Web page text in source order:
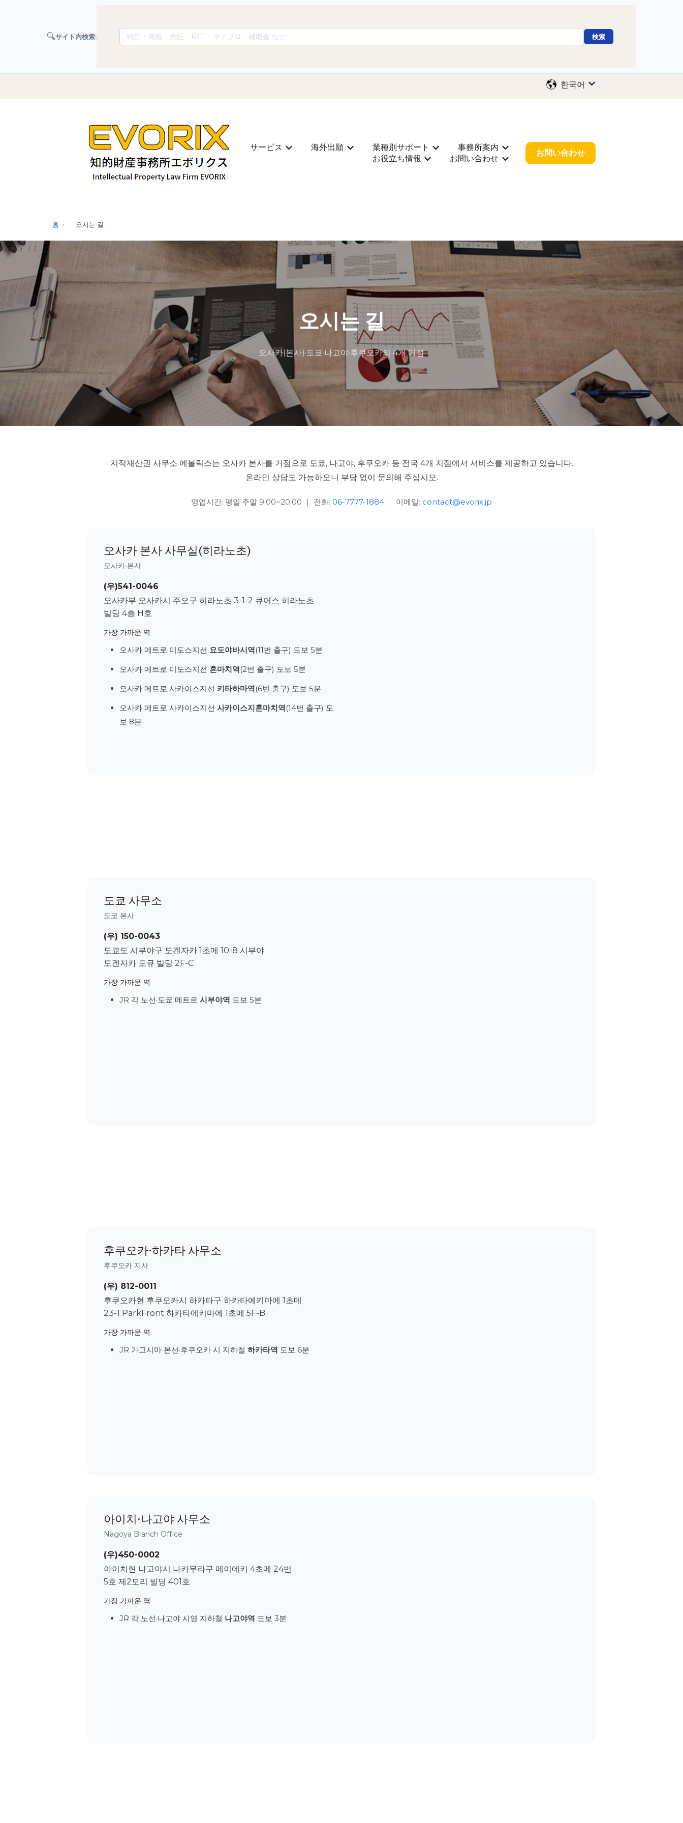
🔍サイト内検索: 検索
한국어
サービス
サービス을(를) 위한 하위 메뉴 보기
海外出願
海外出願을(를) 위한 하위 메뉴 보기
業種別サポート
業種別サポート을(를) 위한 하위 메뉴 보기
事務所案内
事務所案内을(를) 위한 하위 메뉴 보기
お役立ち情報
お役立ち情報을(를) 위한 하위 메뉴 보기
お問い合わせ
お問い合わせ을(를) 위한 하위 메뉴 보기
お問い合わせ
홈 오시는 길
오시는 길
오사카(본사)·도쿄·나고야·후쿠오카의 4개 거점
지적재산권 사무소 에볼릭스는 오사카 본사를 거점으로 도쿄, 나고야, 후쿠오카 등 전국 4개 지점에서 서비스를 제공하고 있습니다.
온라인 상담도 가능하오니 부담 없이 문의해 주십시오.
영업시간: 평일·주말 9:00~20:00 ｜ 전화: 06-7777-1884 ｜ 이메일: contact@evorix.jp
오사카 본사 사무실(히라노초)
오사카 본사
(우)541-0046
오사카부 오사카시 주오구 히라노초 3-1-2 큐어스 히라노초
빌딩 4층 H호
가장 가까운 역
오사카 메트로 미도스지선 요도야바시역(11번 출구) 도보 5분
오사카 메트로 미도스지선 혼마치역(2번 출구) 도보 5분
오사카 메트로 사카이스지선 키타하마역 (6번 출구) 도보 5분
오사카 메트로 사카이스지선사카이스지혼마치역 (14번 출구) 도
보 8분
도쿄 사무소
도쿄 본사
(우) 150-0043
도쿄도 시부야구 도겐자카 1초메 10-8 시부야
도겐자카 도큐 빌딩 2F-C
가장 가까운 역
JR 각 노선·도쿄 메트로시부야역 도보 5분
후쿠오카·하카타 사무소
후쿠오카 지사
(우) 812-0011
후쿠오카현 후쿠오카시 하카타구 하카타에키마에 1초메
23-1 ParkFront 하카타에키마에 1초메 5F-B
가장 가까운 역
JR 가고시마 본선·후쿠오카 시 지하철하카타역 도보 6분
아이치·나고야 사무소
Nagoya Branch Office
(우)450-0002
아이치현 나고야시 나카무라구 메이에키 4초메 24번
5호 제2모리 빌딩 401호
가장 가까운 역
JR 각 노선·나고야 시영 지하철 나고야역 도보 3분